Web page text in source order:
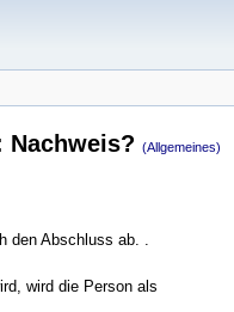
Nachweis? (Allgemeines)
den Abschluss ab. .
wird die Person als